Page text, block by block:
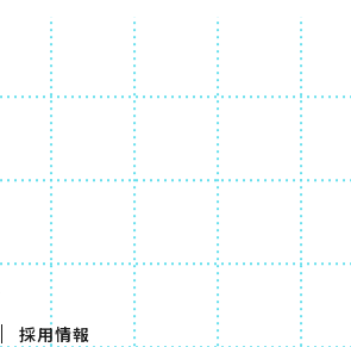
採用情報